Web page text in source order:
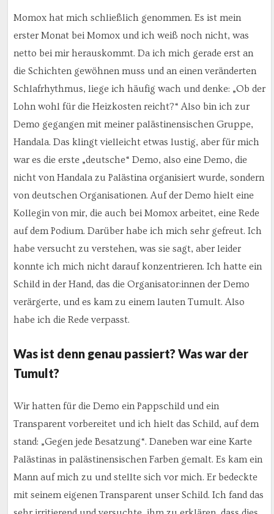
Momox hat mich schließlich genommen. Es ist mein
erster Monat bei Momox und ich weiß noch nicht, was
netto bei mir herauskommt. Da ich mich gerade erst an
die Schichten gewöhnen muss und an einen veränderten
Schlafrhythmus, liege ich häufig wach und denke: „Ob der
Lohn wohl für die Heizkosten reicht?“ Also bin ich zur
Demo gegangen mit meiner palästinensischen Gruppe,
Handala. Das klingt vielleicht etwas lustig, aber für mich
war es die erste „deutsche“ Demo, also eine Demo, die
nicht von Handala zu Palästina organisiert wurde, sondern
von deutschen Organisationen. Auf der Demo hielt eine
Kollegin von mir, die auch bei Momox arbeitet, eine Rede
auf dem Podium. Darüber habe ich mich sehr gefreut. Ich
habe versucht zu verstehen, was sie sagt, aber leider
konnte ich mich nicht darauf konzentrieren. Ich hatte ein
Schild in der Hand, das die Organisator:innen der Demo
verärgerte, und es kam zu einem lauten Tumult. Also
habe ich die Rede verpasst.
Was ist denn genau passiert? Was war der
Tumult?
Wir hatten für die Demo ein Pappschild und ein
Transparent vorbereitet und ich hielt das Schild, auf dem
stand: „Gegen jede Besatzung“. Daneben war eine Karte
Palästinas in palästinensischen Farben gemalt. Es kam ein
Mann auf mich zu und stellte sich vor mich. Er bedeckte
mit seinem eigenen Transparent unser Schild. Ich fand das